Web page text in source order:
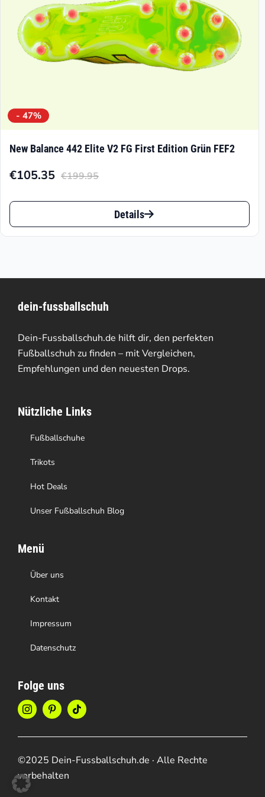
Produktseite
gewählt
werden
- 47%
New Balance 442 Elite V2 FG First Edition Grün FEF2
€199.95
Ursprünglicher
Preis
€199.95
€105.35
Aktueller
Preis
€105.35.
Dieses
Produkt
auf.
Die
Optionen
können
der
Produktseite
gewählt
werden
Details
dein-fussballschuh
Dein-Fussballschuh.de hilft dir, den perfekten
Fußballschuh zu finden – mit Vergleichen,
Empfehlungen und den neuesten Drops.
Nützliche Links
Fußballschuhe
Trikots
Hot Deals
Unser Fußballschuh Blog
Menü
Über uns
Kontakt
Impressum
Datenschutz
Folge uns
©2025 Dein-Fussballschuh.de · Alle Rechte
vorbehalten